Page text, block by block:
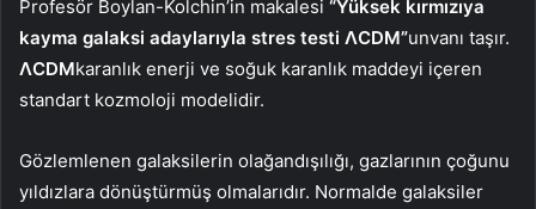
Profesör Boylan-Kolchin’in makalesi “Yüksek kırmızıya
kayma galaksi adaylarıyla stres testi ΛCDM”unvanı taşır.
ΛCDMkaranlık enerji ve soğuk karanlık maddeyi içeren
standart kozmoloji modelidir.
Gözlemlenen galaksilerin olağandışılığı, gazlarının çoğunu
yıldızlara dönüştürmüş olmalarıdır. Normalde galaksiler